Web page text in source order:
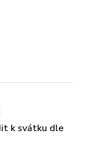
k svátku dle